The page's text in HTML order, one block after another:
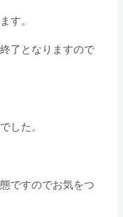
す。
了となりますので
した。
ですのでお気をつ